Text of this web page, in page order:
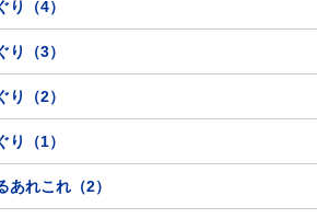
（4）
（3）
（2）
（1）
れこれ（2）